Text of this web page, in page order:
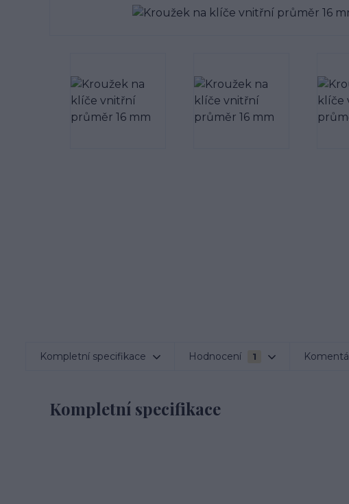
Kompletní specifikace Hodnocení 1
Kompletní specifikace